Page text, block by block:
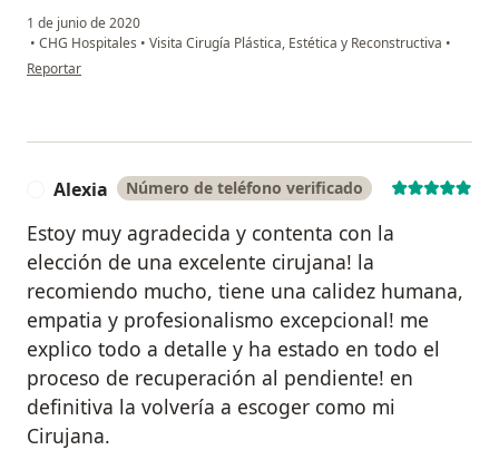
1 de junio de 2020
• CHG Hospitales • Visita Cirugía Plástica, Estética y Reconstructiva •
en opinión del usuario Araceli escoto
Reportar
Alexia Número de teléfono verificado
Estoy muy agradecida y contenta con la
elección de una excelente cirujana! la
recomiendo mucho, tiene una calidez humana,
empatia y profesionalismo excepcional! me
explico todo a detalle y ha estado en todo el
proceso de recuperación al pendiente! en
definitiva la volvería a escoger como mi
Cirujana.